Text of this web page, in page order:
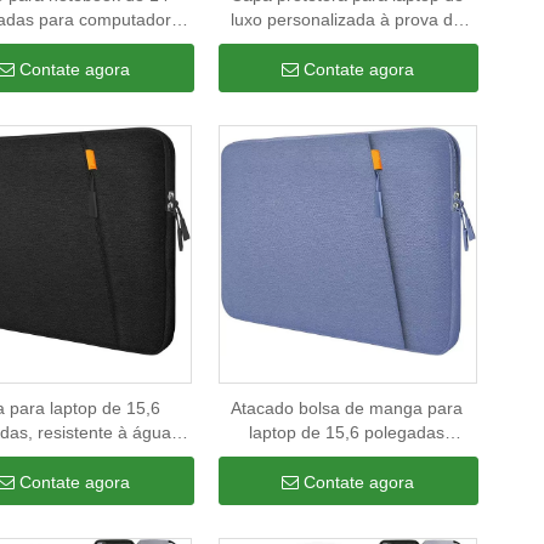
para computador
protetor de neoprene
capa para notebook
Contate agora
luxo personalizada à prova de
choque bolsa de viagem portátil
protetora para laptop
Contate agora
para laptop de 15,6
resistente à água,
estojo para transporte
de 17 polegadas
Contate agora
Atacado bolsa de manga para
laptop de 15,6 polegadas
resistente à água para
computador notebook com capa
personalizada
Contate agora